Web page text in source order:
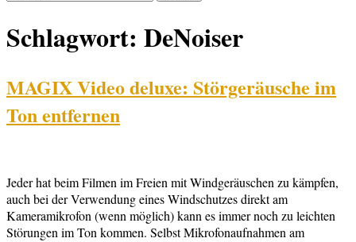
Schlagwort: DeNoiser
MAGIX Video deluxe: Störgeräusche im
Ton entfernen
Jeder hat beim Filmen im Freien mit Windgeräuschen zu kämpfen,
auch bei der Verwendung eines Windschutzes direkt am
Kameramikrofon (wenn möglich) kann es immer noch zu leichten
Störungen im Ton kommen. Selbst Mikrofonaufnahmen am